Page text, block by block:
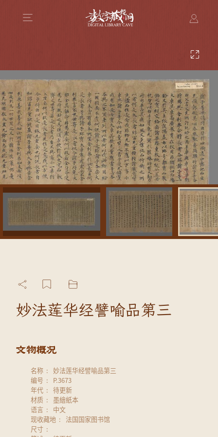
妙法莲华经譬喻品第三
名称
妙法莲华经譬喻品第三
编号
P.3673
年代
待更新
材质
墨繪紙本
语言
中文
现收藏地
法国国家图书馆
尺寸